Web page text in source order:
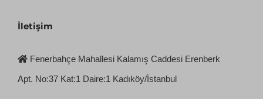
İletişim
Fenerbahçe Mahallesi Kalamış Caddesi Erenberk
Apt. No:37 Kat:1 Daire:1 Kadıköy/İstanbul